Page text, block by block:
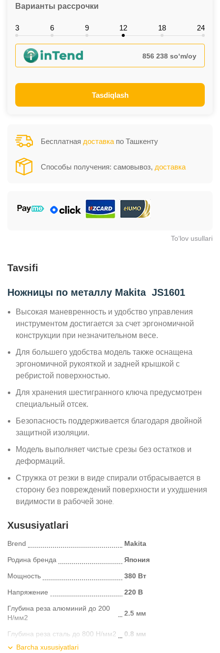
Варианты рассрочки
3 6 9 12 18 24
856 238 so‘m/oy
Tasdiqlash
Бесплатная доставка по Ташкенту
Способы получения: самовывоз, доставка
To‘lov usullari
Tavsifi
Ножницы по металлу Makita JS1601
Высокая маневренность и удобство управления
инструментом достигается за счет эргономичной
конструкции при незначительном весе.
Для большего удобства модель также оснащена
эргономичной рукояткой и задней крышкой с
ребристой поверхностью.
Для хранения шестигранного ключа предусмотрен
специальный отсек.
Безопасность поддерживается благодаря двойной
защитной изоляции.
Модель выполняет чистые срезы без остатков и
деформаций.
Стружка от резки в виде спирали отбрасывается в
сторону без повреждений поверхности и ухудшения
видимости в рабочей зоне.
Xususiyatlari
Brend Makita
Родина бренда Япония
Мощность 380 Вт
Напряжение 220 В
Глубина реза алюминий до 200
Н/мм2
2.5 мм
Глубина реза сталь до 800 Н/мм2 0.8 мм
Глубина реза сталь до 600 Н/мм2
Barcha xususiyatlari